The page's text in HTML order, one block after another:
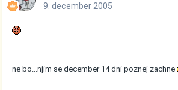
9. december 2005
ne bo...njim se december 14 dni poznej zachne